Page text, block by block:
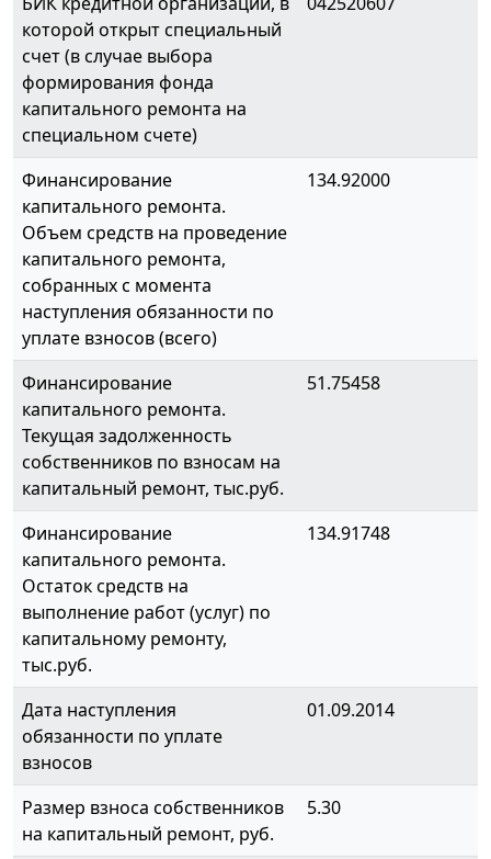
которой открыт специальный
счет (в случае выбора
формирования фонда
капитального ремонта на
специальном счете)
Финансирование
капитального ремонта.
Объем средств на проведение
капитального ремонта,
собранных с момента
наступления обязанности по
уплате взносов (всего)
134.92000
Финансирование
капитального ремонта.
Текущая задолженность
собственников по взносам на
капитальный ремонт, тыс.руб.
51.75458
Финансирование
капитального ремонта.
Остаток средств на
выполнение работ (услуг) по
капитальному ремонту,
тыс.руб.
134.91748
Дата наступления
обязанности по уплате
взносов
01.09.2014
Размер взноса собственников
на капитальный ремонт, руб.
5.30